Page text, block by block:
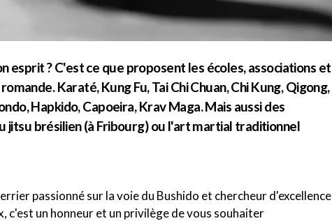
esprit ? C'est ce que proposent les écoles, associations et
Karaté, Kung Fu, Tai Chi Chuan, Chi Kung, Qigong,
Hapkido, Capoeira, Krav Maga. Mais aussi des
jitsu brésilien (à Fribourg) ou l'art martial traditionnel
passionné sur la voie du Bushido et chercheur d'excellence
c'est un honneur et un privilège de vous souhaiter